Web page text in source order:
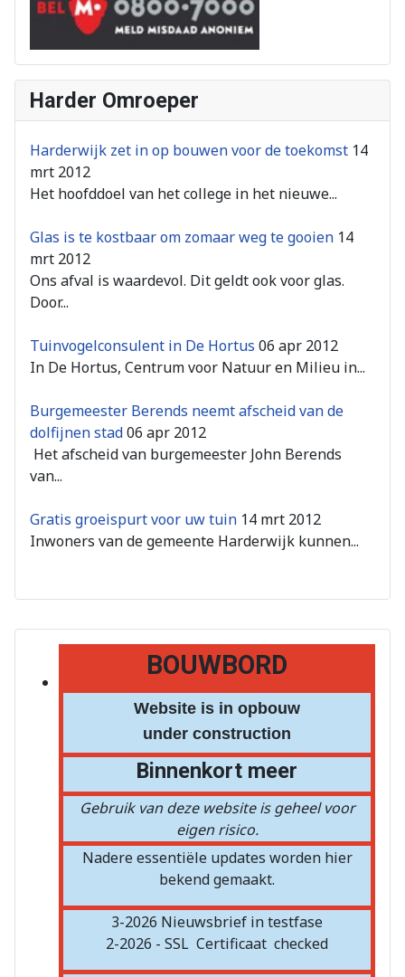
BOUWBORD
Website is in opbouw
under construction
Binnenkort meer
Gebruik van deze website is geheel voor
eigen risico.
Nadere essentiële updates worden hier
bekend gemaakt.
3-2026 Nieuwsbrief in testfase
2-2026 - SSL Certificaat checked
Harder Omroeper
Harderwijk zet in op bouwen voor de toekomst 14
mrt 2012
Het hoofddoel van het college in het nieuwe...
Glas is te kostbaar om zomaar weg te gooien 14
mrt 2012
Ons afval is waardevol. Dit geldt ook voor glas.
Door...
Tuinvogelconsulent in De Hortus 06 apr 2012
In De Hortus, Centrum voor Natuur en Milieu in...
Burgemeester Berends neemt afscheid van de
dolfijnen stad06 apr 2012
Het afscheid van burgemeester John Berends
van...
Gratis groeispurt voor uw tuin 14 mrt 2012
Inwoners van de gemeente Harderwijk kunnen...